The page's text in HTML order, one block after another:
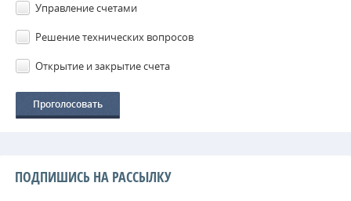
Управление счетами
Решение технических вопросов
Открытие и закрытие счета
ПОДПИШИСЬ НА РАССЫЛКУ